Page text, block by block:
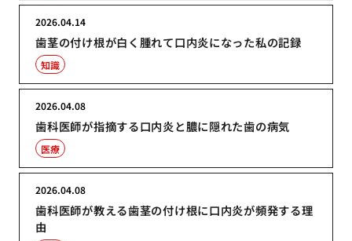
歯茎の付け根が白く腫れて口内炎になった私の記録
2026.04.14
知識
歯科医師が指摘する口内炎と膿に隠れた歯の病気
2026.04.08
医療
歯科医師が教える歯茎の付け根に口内炎が頻発する理
由
2026.04.08